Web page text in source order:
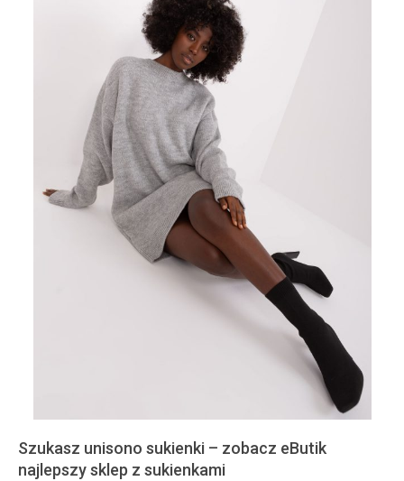
Szukasz unisono sukienki – zobacz eButik
najlepszy sklep z sukienkami